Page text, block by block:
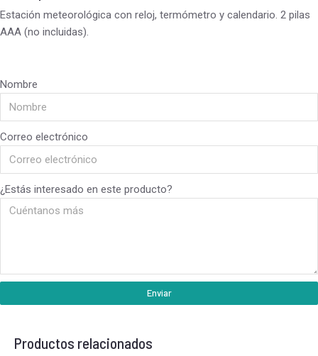
Estación meteorológica con reloj, termómetro y calendario. 2 pilas
AAA (no incluidas).
Nombre
Correo electrónico
¿Estás interesado en este producto?
Enviar
Productos relacionados